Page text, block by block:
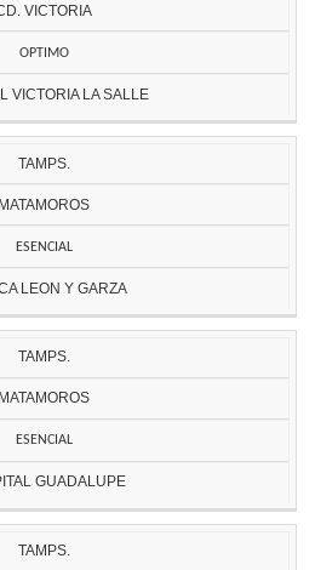
VICTORIA
OPTIMO
VICTORIA LA SALLE
TAMPS.
MATAMOROS
ESENCIAL
LEON Y GARZA
TAMPS.
MATAMOROS
ESENCIAL
GUADALUPE
TAMPS.